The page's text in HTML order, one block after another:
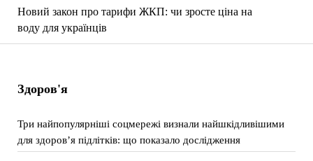
Новий закон про тарифи ЖКП: чи зросте ціна на
воду для українців
Здоров'я
Три найпопулярніші соцмережі визнали найшкідливішими
для здоров’я підлітків: що показало дослідження